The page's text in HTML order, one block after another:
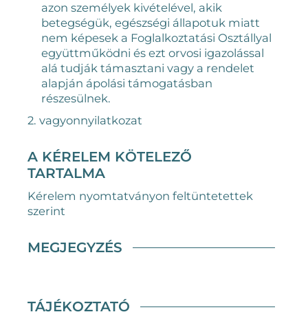
azon személyek kivételével, akik
betegségük, egészségi állapotuk miatt
nem képesek a Foglalkoztatási Osztállyal
együttműködni és ezt orvosi igazolással
alá tudják támasztani vagy a rendelet
alapján ápolási támogatásban
részesülnek.
2. vagyonnyilatkozat
A KÉRELEM KÖTELEZŐ
TARTALMA
Kérelem nyomtatványon feltüntetettek
szerint
MEGJEGYZÉS
TÁJÉKOZTATÓ